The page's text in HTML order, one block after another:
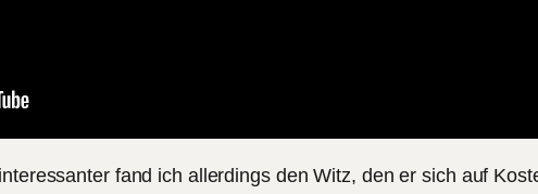
fand ich allerdings den Witz, den er sich auf